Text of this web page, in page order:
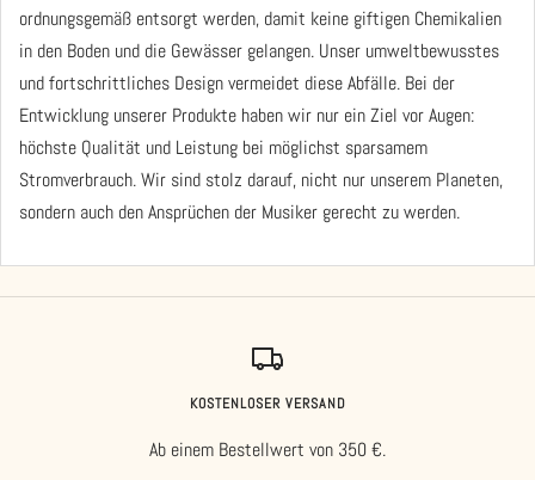
ordnungsgemäß entsorgt werden, damit keine giftigen Chemikalien
in den Boden und die Gewässer gelangen. Unser umweltbewusstes
und fortschrittliches Design vermeidet diese Abfälle. Bei der
Entwicklung unserer Produkte haben wir nur ein Ziel vor Augen:
höchste Qualität und Leistung bei möglichst sparsamem
Stromverbrauch. Wir sind stolz darauf, nicht nur unserem Planeten,
sondern auch den Ansprüchen der Musiker gerecht zu werden.
KOSTENLOSER VERSAND
Ab einem Bestellwert von 350 €.